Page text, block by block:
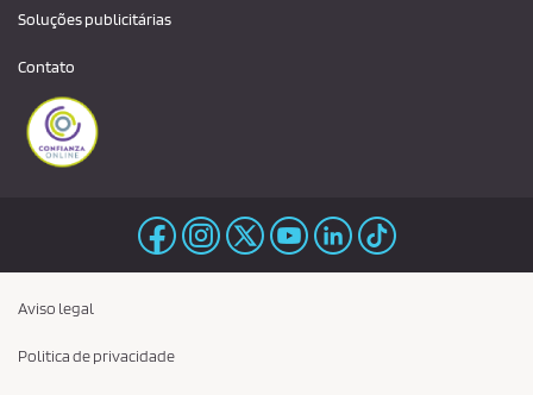
Soluções publicitárias
Contato
Aviso legal
Politica de privacidade